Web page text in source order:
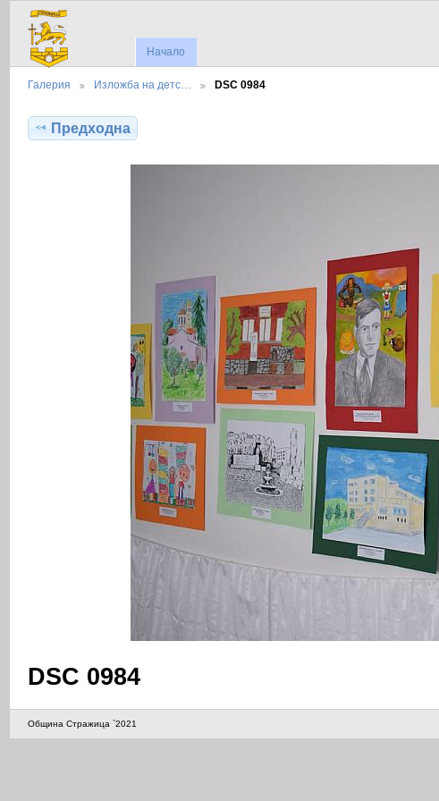
Начало
Галерия Изложба на детс… DSC 0984
Предходна
DSC 0984
Община Стражица `2021